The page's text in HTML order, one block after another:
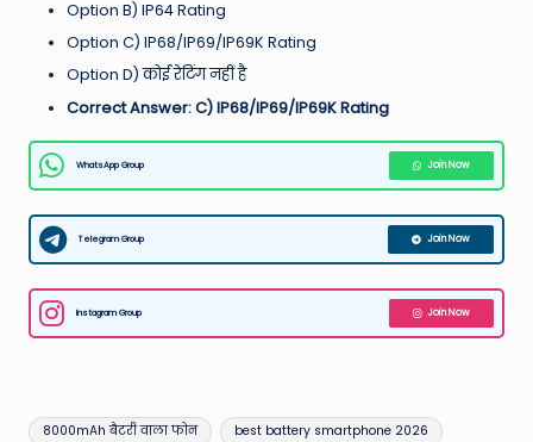
Option B) IP64 Rating
Option C) IP68/IP69/IP69K Rating
Option D) कोई रेटिंग नहीं है
Correct Answer: C) IP68/IP69/IP69K Rating
WhatsApp Group Join Now
Telegram Group Join Now
Instagram Group Join Now
Tags:
8000mAh बैटरी वाला फोन best battery smartphone 2026